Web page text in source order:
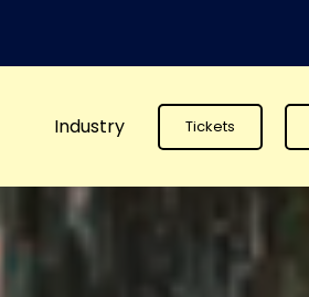
Industry Tickets